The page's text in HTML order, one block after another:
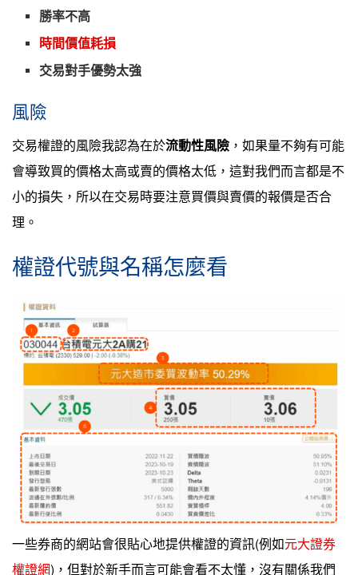
勝率不高
時間價值耗損
交易對手優勢太強
風險
交易權證的風險我認為在於流動性風險 ，如果量不夠有可能
會導致買的價格太高或賣的價格太低，這對我們而言都是不
小的損失，所以在交易時要注意買價與賣價的報價是否合
理。
權證代號與名稱怎麼看
一些券商的網站會很貼心地提供權證的資訊(例如元大證券
權證網)，但對於新手而言可能會看不太懂，沒有關係我們